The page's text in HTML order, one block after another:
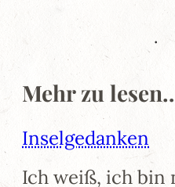
Mehr zu
Inselgedanken
Ich weiß, ich bin